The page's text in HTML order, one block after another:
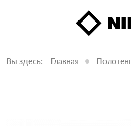
Вы здесь: Главная